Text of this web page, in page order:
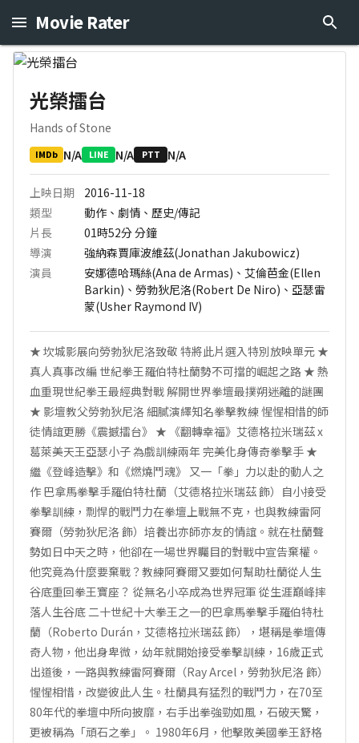
Movie Rater
光榮擂台
Hands of Stone
IMDb N/A LINE N/A PTT N/A
上映日期
2016-11-18
類型
動作、劇情、歷史/傳記
片長
01時52分分鐘
導演
強納森賈庫波維茲(Jonathan Jakubowicz)
演員
安娜德哈瑪絲(Ana de Armas)、艾倫芭金(Ellen
Barkin)、勞勃狄尼洛(Robert De Niro)、亞瑟雷
蒙(Usher Raymond IV)
★ 坎城影展向勞勃狄尼洛致敬 特將此片選入特別放映單元 ★
真人真事改編 世紀拳王羅伯特杜蘭勢不可擋的崛起之路 ★ 熱
血重現世紀拳王最經典對戰 解開世界拳壇最撲朔迷離的謎團
★ 影壇教父勞勃狄尼洛 細膩演繹知名拳擊教練 惺惺相惜的師
徒情誼更勝《震撼擂台》 ★ 《翻轉幸福》艾德格拉米瑞茲 x
葛萊美天王亞瑟小子 為戲訓練兩年 完美化身傳奇拳擊手 ★
繼《登峰造擊》和《燃燒鬥魂》 又一「拳」力以赴的動人之
作 巴拿馬拳擊手羅伯特杜蘭（艾德格拉米瑞茲 飾）自小接受
拳擊訓練，剽悍的戰鬥力在拳壇上戰無不克，也與教練雷阿
賽爾（勞勃狄尼洛 飾）培養出亦師亦友的情誼。就在杜蘭聲
勢如日中天之時，他卻在一場世界矚目的對戰中宣告棄權。
他究竟為什麼要棄戰？教練阿賽爾又要如何幫助杜蘭從人生
谷底重回拳王寶座？ 從無名小卒成為世界冠軍 從生涯巔峰摔
落人生谷底 二十世紀十大拳王之一的巴拿馬拳擊手羅伯特杜
蘭（Roberto Durán，艾德格拉米瑞茲 飾），堪稱是拳壇傳
奇人物，他出身卑微，幼年就開始接受拳擊訓練，16歲正式
出道後，一路與教練雷阿賽爾（Ray Arcel，勞勃狄尼洛 飾）
惺惺相惜，改變彼此人生。杜蘭具有猛烈的戰鬥力，在70至
80年代的拳壇中所向披靡，右手出拳強勁如風，石破天驚，
更被稱為「頑石之拳」。 1980年6月，他擊敗美國拳王舒格